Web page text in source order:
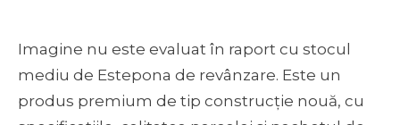
Imagine nu este evaluat în raport cu stocul
mediu de Estepona de revânzare. Este un
produs premium de tip construcție nouă, cu